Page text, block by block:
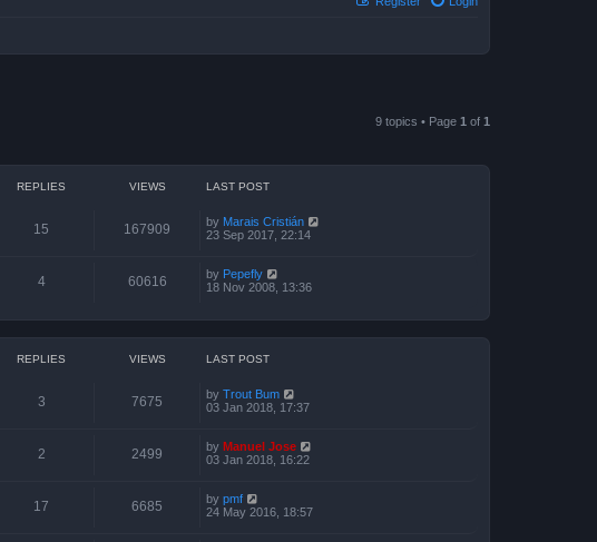
9 topics • Page 1 of 1
REPLIES VIEWS LAST POST
15 167909 by Marais Cristián
23 Sep 2017, 22:14
4 60616 by Pepefly
18 Nov 2008, 13:36
REPLIES VIEWS LAST POST
3 7675 by Trout Bum
03 Jan 2018, 17:37
2 2499 by Manuel Jose
03 Jan 2018, 16:22
17 6685 by pmf
24 May 2016, 18:57